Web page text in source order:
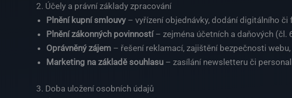
2. Účely a právní základy zpracování
Plnění kupní smlouvy– vyřízení objednávky, dodání digitálního či
Plnění zákonných povinností– zejména účetních a daňových (čl.
Oprávněný zájem – řešení reklamací, zajištění bezpečnosti
Marketing na základě souhlasu – zasílání newsletteru či
3. Doba uložení osobních údajů